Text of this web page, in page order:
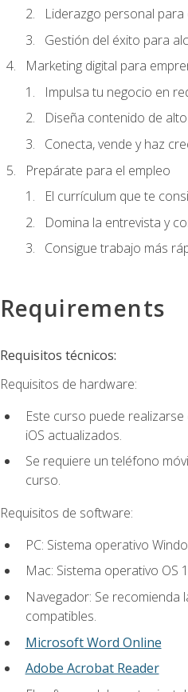
Liderazgo personal
Gestión del éxito para
Marketing digital para
Impulsa tu negocio en
Diseña contenido de
Conecta, vende y haz
Prepárate para el empleo
El currículum que te
Domina la entrevista y
Consigue trabajo más
Requirements
Requisitos técnicos:
Requisitos de hardware:
Este curso puede
iOS actualizados.
Se requiere un teléfono
curso.
Requisitos de software:
PC: Sistema operativo
Mac: Sistema operativo OS
Navegador: Se recomienda
compatibles.
Microsoft Word Online
Adobe Acrobat Reader